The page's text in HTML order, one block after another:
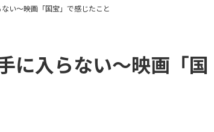
い～映画「国宝」で感じたこと
に入らない～映画「国